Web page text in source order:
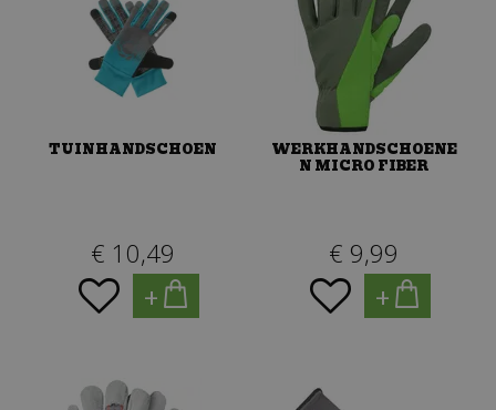
TUINHANDSCHOEN
€ 10,49
+
WERKHANDSCHOENE
N MICRO FIBER
€ 9,99
+